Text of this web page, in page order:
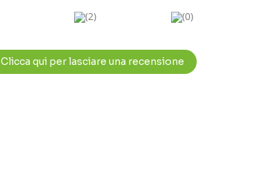
(2) (0)
Clicca qui per lasciare una recensione